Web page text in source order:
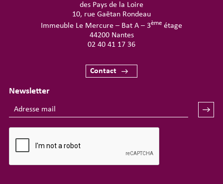
des Pays de la Loire
10, rue Gaëtan Rondeau
Immeuble Le Mercure – Bat A – 3ème étage
44200 Nantes
02 40 41 17 36
Contact
Newsletter